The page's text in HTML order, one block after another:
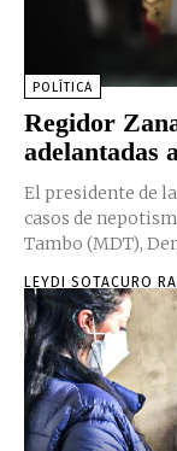
POLÍTICA
Regidor
adelantadas
El presidente de
casos de
Tambo (MDT),
LEYDI SOTACURO